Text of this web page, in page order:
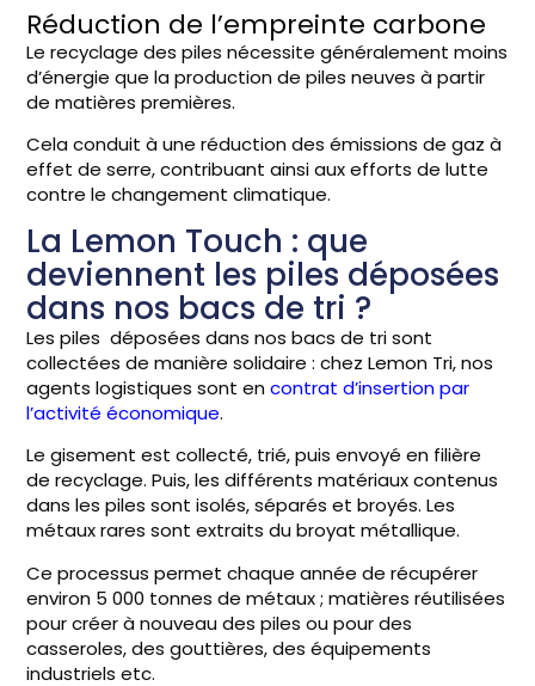
Réduction de l’empreinte carbone
Le recyclage des piles nécessite généralement moins
d’énergie que la production de piles neuves à partir
de matières premières.
Cela conduit à une réduction des émissions de gaz à
effet de serre, contribuant ainsi aux efforts de lutte
contre le changement climatique.
La Lemon Touch : que
deviennent les piles déposées
dans nos bacs de tri ?
Les piles déposées dans nos bacs de tri sont
collectées de manière solidaire : chez Lemon Tri, nos
agents logistiques sont encontrat d’insertion par
l’activité économique.
Le gisement est collecté, trié, puis envoyé en filière
de recyclage. Puis, les différents matériaux contenus
dans les piles sont isolés, séparés et broyés. Les
métaux rares sont extraits du broyat métallique.
Ce processus permet chaque année de récupérer
environ 5 000 tonnes de métaux ; matières réutilisées
pour créer à nouveau des piles ou pour des
casseroles, des gouttières, des équipements
industriels etc.